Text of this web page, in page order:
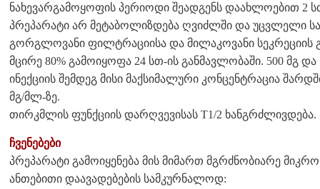
ნახევარგამოყოფის პერიოდი შეადგენს დაახლოებით 2
პრეპარატი არ მეტაბოლიზდება ღვიძლში და უცვლელი
გორგლოვანი ფილტრაციისა და მილაკოვანი სეკრეციის
მცირე 80% გამოიყოფა 24 სთ-ის განმავლობაში. 500 მგ
ინექციის შემდეგ მისი მაქსიმალური კონცენტრაცია
მგ/მლ-ზე.
თირკმლის ფუნქციის დარღვევისას T1/2 ხანგრძლივდება.
ჩვენებები
პრეპარატი გამოიყენება მის მიმართ მგრძნობიარე
ანთებითი დაავადებების სამკურნალოდ: